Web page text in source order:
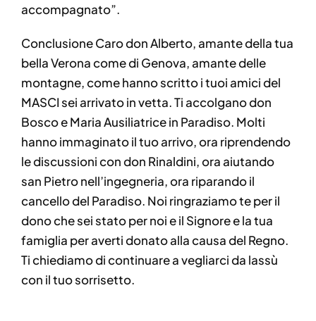
accompagnato”.
Conclusione Caro don Alberto, amante della tua
bella Verona come di Genova, amante delle
montagne, come hanno scritto i tuoi amici del
MASCI sei arrivato in vetta. Ti accolgano don
Bosco e Maria Ausiliatrice in Paradiso. Molti
hanno immaginato il tuo arrivo, ora riprendendo
le discussioni con don Rinaldini, ora aiutando
san Pietro nell’ingegneria, ora riparando il
cancello del Paradiso. Noi ringraziamo te per il
dono che sei stato per noi e il Signore e la tua
famiglia per averti donato alla causa del Regno.
Ti chiediamo di continuare a vegliarci da lassù
con il tuo sorrisetto.